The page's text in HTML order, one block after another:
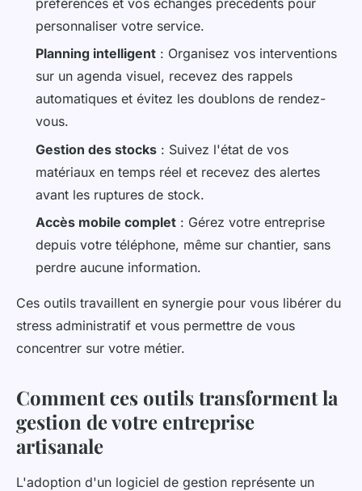
personnaliser votre service.
Planning intelligent : Organisez vos interventions
sur un agenda visuel, recevez des rappels
automatiques et évitez les doublons de rendez-
vous.
Gestion des stocks : Suivez l'état de vos
matériaux en temps réel et recevez des alertes
avant les ruptures de stock.
Accès mobile complet : Gérez votre entreprise
depuis votre téléphone, même sur chantier, sans
perdre aucune information.
Ces outils travaillent en synergie pour vous libérer du
stress administratif et vous permettre de vous
concentrer sur votre métier.
Comment ces outils transforment la
gestion de votre entreprise
artisanale
L'adoption d'un logiciel de gestion représente un